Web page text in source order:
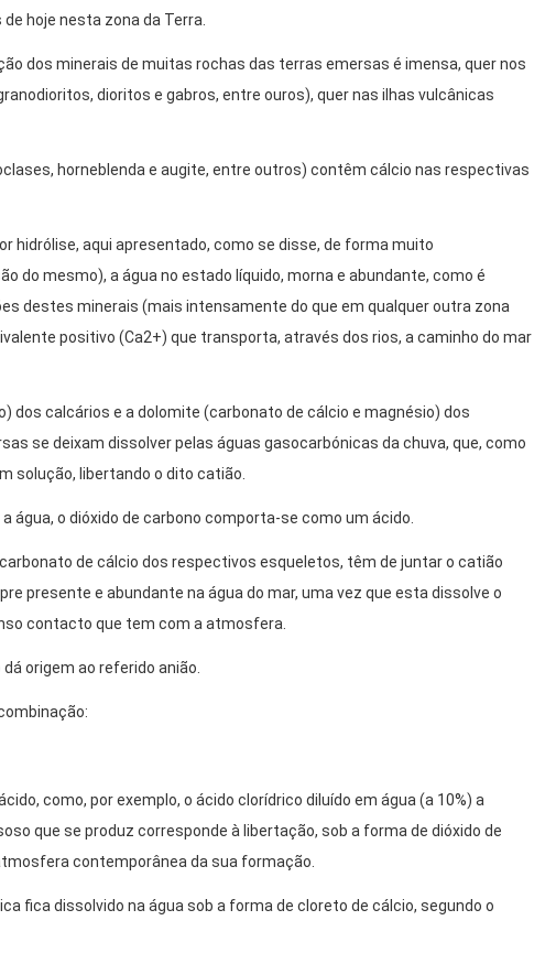
hoje nesta zona da Terra.
dos minerais de muitas rochas das terras emersas é imensa, quer nos
dioritos e gabros, entre ouros), quer nas ilhas vulcânicas
horneblenda e augite, entre outros) contêm cálcio nas respectivas
hidrólise, aqui apresentado, como se disse, de forma muito
do mesmo), a água no estado líquido, morna e abundante, como é
destes minerais (mais intensamente do que em qualquer outra zona
positivo (Ca2+) que transporta, através dos rios, a caminho do mar
dos calcários e a dolomite (carbonato de cálcio e magnésio) dos
se deixam dissolver pelas águas gasocarbónicas da chuva, que, como
solução, libertando o dito catião.
água, o dióxido de carbono comporta-se como um ácido.
carbonato de cálcio dos respectivos esqueletos, têm de juntar o catião
presente e abundante na água do mar, uma vez que esta dissolve o
contacto que tem com a atmosfera.
origem ao referido anião.
como, por exemplo, o ácido clorídrico diluído em água (a 10%) a
que se produz corresponde à libertação, sob a forma de dióxido de
contemporânea da sua formação.
fica dissolvido na água sob a forma de cloreto de cálcio, segundo o